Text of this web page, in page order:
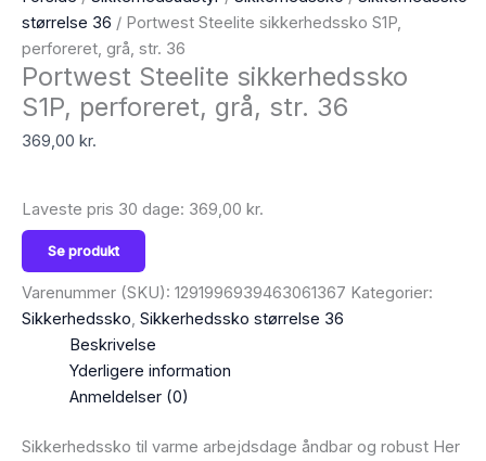
størrelse 36 / Portwest Steelite sikkerhedssko S1P,
perforeret, grå, str. 36
Portwest Steelite sikkerhedssko
S1P, perforeret, grå, str. 36
369,00 kr.
Laveste pris 30 dage: 369,00 kr.
Se produkt
Varenummer (SKU): 1291996939463061367 Kategorier:
Sikkerhedssko, Sikkerhedssko størrelse 36
Beskrivelse
Yderligere information
Anmeldelser (0)
Sikkerhedssko til varme arbejdsdage åndbar og robust Her